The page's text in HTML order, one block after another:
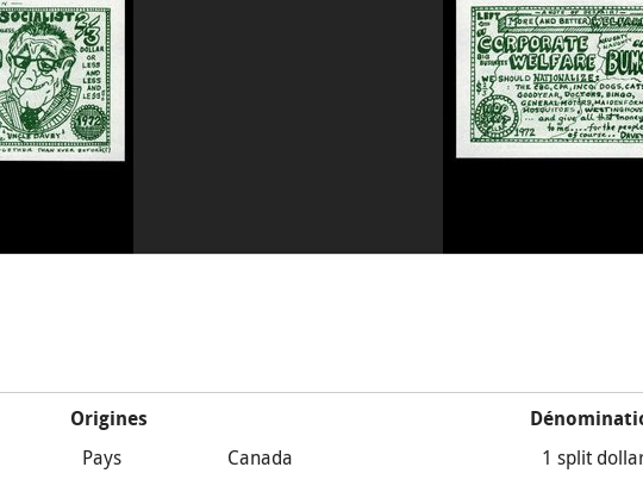
Origines
Pays Canada 1 split